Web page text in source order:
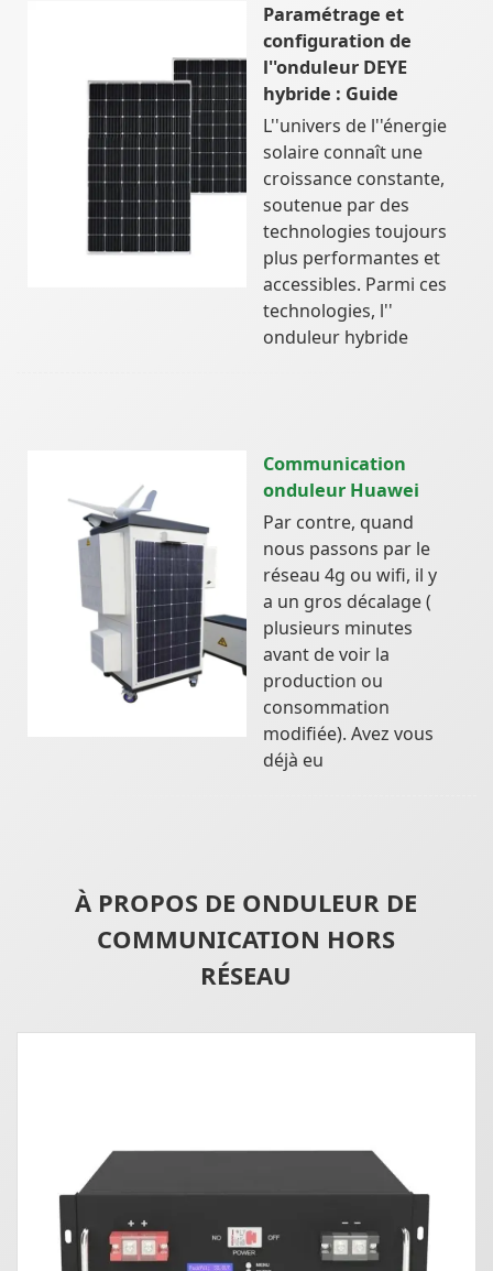
Paramétrage et
configuration de
l''onduleur DEYE
hybride : Guide
L''univers de l''énergie
solaire connaît une
croissance constante,
soutenue par des
technologies toujours
plus performantes et
accessibles. Parmi ces
technologies, l''
onduleur hybride
Communication
onduleur Huawei
Par contre, quand
nous passons par le
réseau 4g ou wifi, il y
a un gros décalage (
plusieurs minutes
avant de voir la
production ou
consommation
modifiée). Avez vous
déjà eu
À PROPOS DE ONDULEUR DE
COMMUNICATION HORS
RÉSEAU